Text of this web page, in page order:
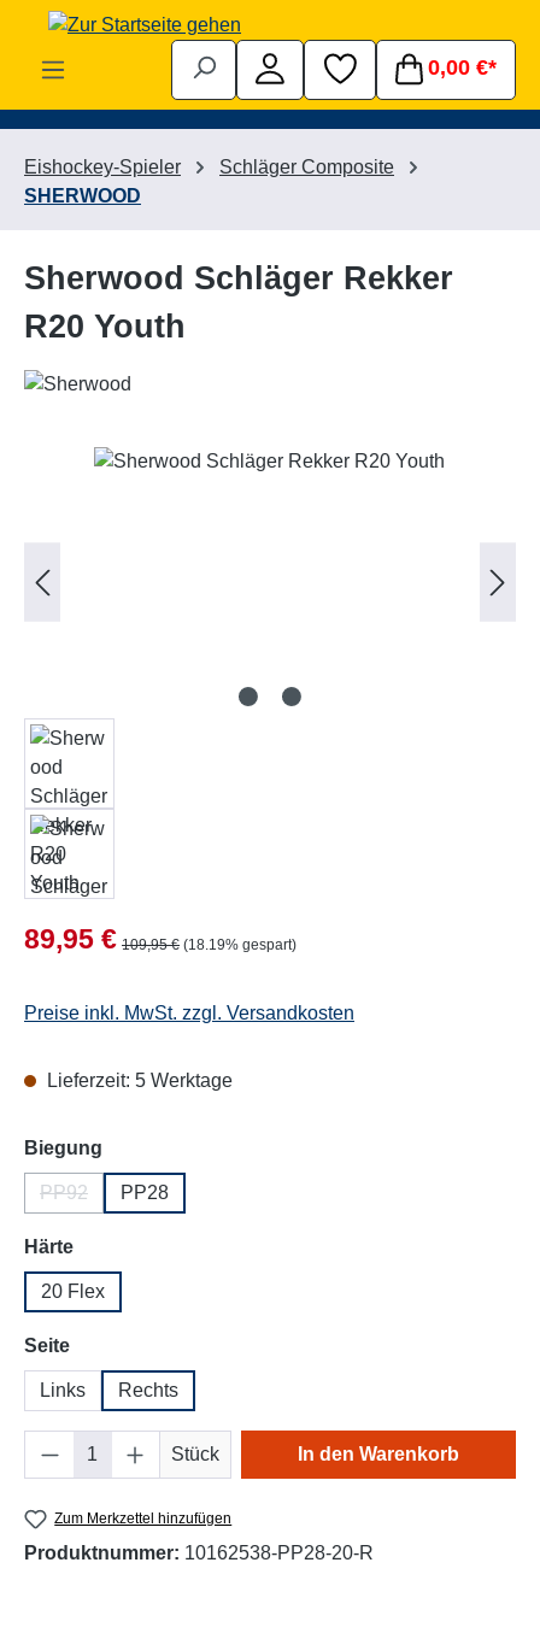
Zum Hauptinhalt springen
0,00 €*
Eishockey-Spieler
Schläger Composite
SHERWOOD
Sherwood Schläger Rekker
R20 Youth
Bildergalerie überspringen
Verkaufspreis:
89,95 € Regulärer Preis:
109,95 € (18.19% gespart)
Preise inkl. MwSt. zzgl. Versandkosten
Lieferzeit: 5 Werktage
Biegung
PP92
(Diese Option ist zurzeit nicht verfügbar.)
PP28
Härteauswählen
20 Flex
Seiteauswählen
Links Rechts
Produkt Anzahl: Gib den gewünschten
Stück In den Warenkorb
Zum Merkzettel hinzufügen
Produktnummer: 10162538-PP28-20-R